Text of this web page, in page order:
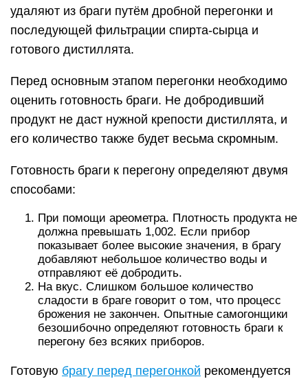
удаляют из браги путём дробной перегонки и
последующей фильтрации спирта-сырца и
готового дистиллята.
Перед основным этапом перегонки необходимо
оценить готовность браги. Не добродивший
продукт не даст нужной крепости дистиллята, и
его количество также будет весьма скромным.
Готовность браги к перегону определяют двумя
способами:
При помощи ареометра. Плотность продукта не
должна превышать 1,002. Если прибор
показывает более высокие значения, в брагу
добавляют небольшое количество воды и
отправляют её добродить.
На вкус. Слишком большое количество
сладости в браге говорит о том, что процесс
брожения не закончен. Опытные самогонщики
безошибочно определяют готовность браги к
перегону без всяких приборов.
Готовую брагу перед перегонкой рекомендуется